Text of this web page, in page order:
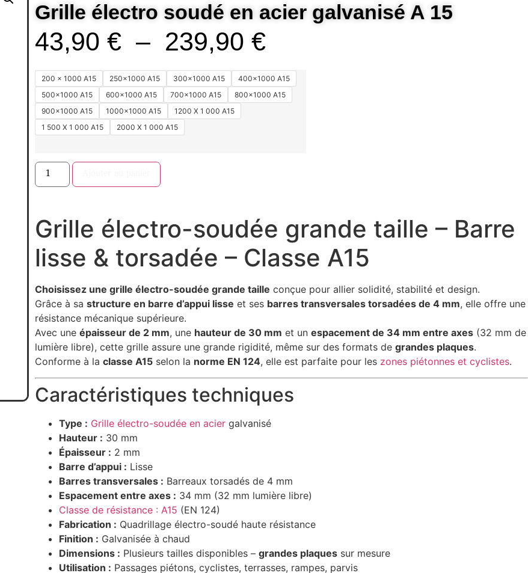
Grille électro soudé en acier galvanisé A 15
43,90 € – 239,90 €
200 x 1000 A15 250x1000 A15 300x1000 A15
400x1000 A15
500x1000 A15
600x1000 A15 700x1000 A15
800x1000 A15
900x1000 A15
1000x1000 A15
1200 X 1 000 A15
1 500 X 1 000 A15
2000 X 1 000 A15
Grille électro-soudée grande taille – Barre
lisse & torsadée – Classe A15
Choisissez une grille électro-soudée grande taille conçue pour allier solidité, stabilité et design.
Grâce à sa structure en barre d’appui lisse et ses barres transversales torsadées de 4 mm, elle offre une
résistance mécanique supérieure.
Avec une épaisseur de 2 mm, une hauteur de 30 mm et un espacement de 34 mm entre axes(32 mm de
lumière libre), cette grille assure une grande rigidité, même sur des formats de grandes plaques.
Conforme à la classe A15selon la norme EN 124, elle est parfaite pour les zones piétonnes et cyclistes.
Caractéristiques techniques
Type : Grille électro-soudée en aciergalvanisé
Hauteur : 30 mm
Épaisseur : 2 mm
Barre d’appui : Lisse
Barres transversales : Barreaux torsadés de 4 mm
Espacement entre axes : 34 mm (32 mm lumière libre)
Classe de résistance : A15 (EN 124)
Fabrication : Quadrillage électro-soudé haute résistance
Finition : Galvanisée à chaud
Dimensions : Plusieurs tailles disponibles – grandes plaquessur mesure
Utilisation : Passages piétons, cyclistes, terrasses, rampes, parvis